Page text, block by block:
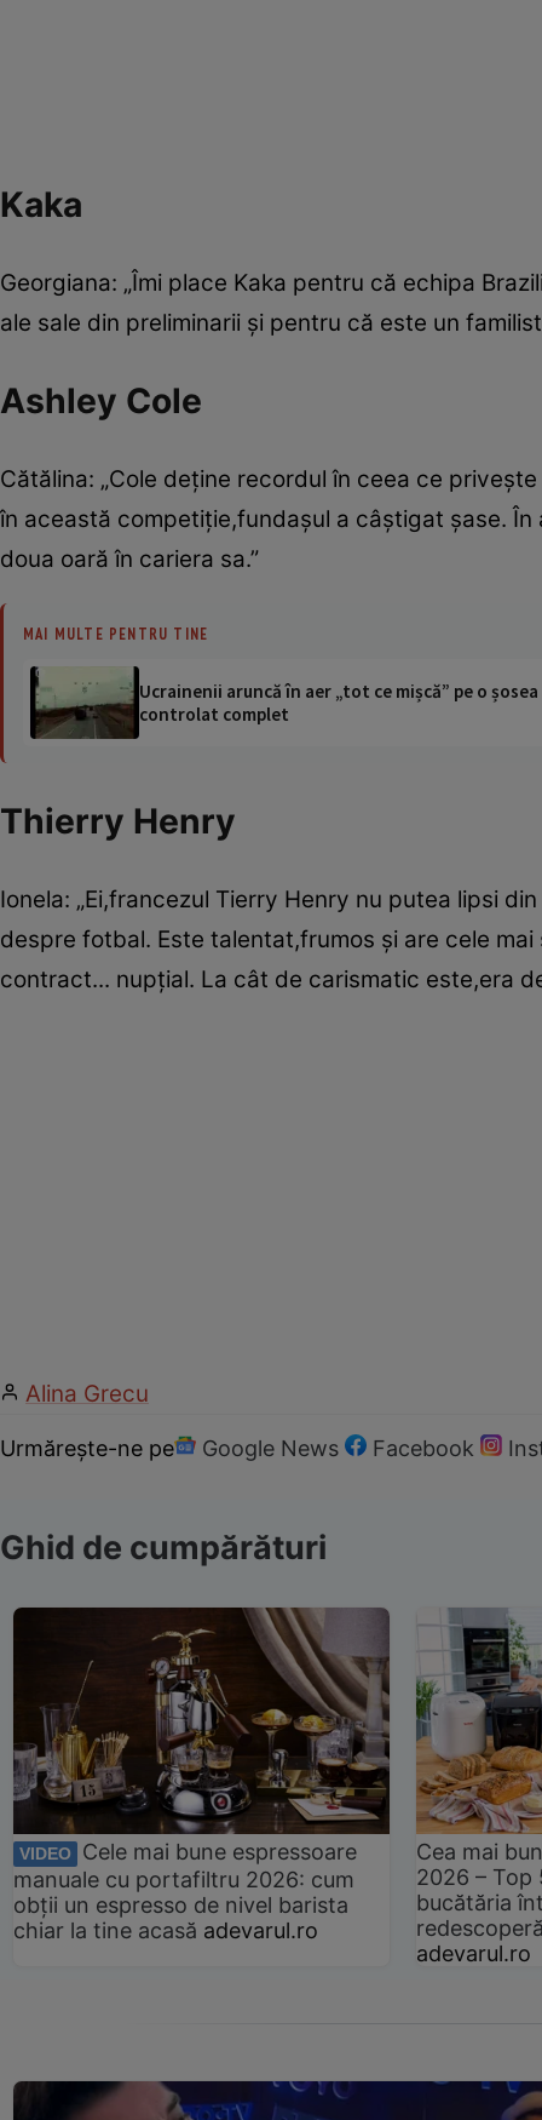
Kaka
Georgiana: „Îmi place Kaka pentru că echipa
ale sale din preliminarii şi pentru că este un
Ashley Cole
Cătălina: „Cole deţine recordul în ceea ce
în această competiţie,fundaşul a câştigat şase.
doua oară în cariera sa.”
MAI MULTE PENTRU TINE
Ucrainenii aruncă în aer „tot ce mișcă” pe o
controlat complet
Thierry Henry
Ionela: „Ei,francezul Tierry Henry nu putea lipsi
despre fotbal. Este talentat,frumos şi are cele
contract... nupţial. La cât de carismatic este,era
Alina Grecu
Urmărește-ne pe Google News Facebook
Ghid de cumpărături
VIDEO
Cele mai bune espressoare
manuale cu portafiltru 2026: cum
obții un espresso de nivel barista
chiar la tine acasă adevarul.ro
Cea mai
2026 –
bucătăria
adevarul.ro